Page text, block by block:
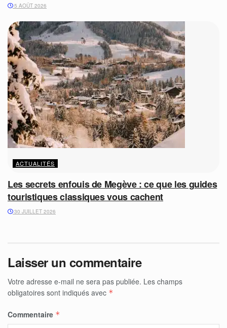
5 AOÛT 2026
ACTUALITÉS
Les secrets enfouis de Megève : ce que les guides
touristiques classiques vous cachent
30 JUILLET 2026
Laisser un commentaire
Votre adresse e-mail ne sera pas publiée. Les champs
obligatoires sont indiqués avec *
Commentaire *